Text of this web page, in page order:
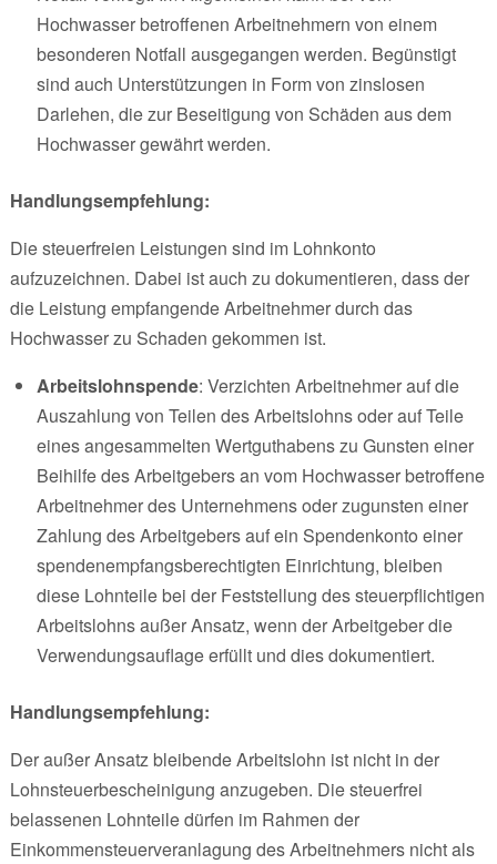
Hochwasser betroffenen Arbeitnehmern von einem
besonderen Notfall ausgegangen werden. Begünstigt
sind auch Unterstützungen in Form von zinslosen
Darlehen, die zur Beseitigung von Schäden aus dem
Hochwasser gewährt werden.
Handlungsempfehlung:
Die steuerfreien Leistungen sind im Lohnkonto
aufzuzeichnen. Dabei ist auch zu dokumentieren, dass der
die Leistung empfangende Arbeitnehmer durch das
Hochwasser zu Schaden gekommen ist.
Arbeitslohnspende: Verzichten Arbeitnehmer auf die
Auszahlung von Teilen des Arbeitslohns oder auf Teile
eines angesammelten Wertguthabens zu Gunsten einer
Beihilfe des Arbeitgebers an vom Hochwasser betroffene
Arbeitnehmer des Unternehmens oder zugunsten einer
Zahlung des Arbeitgebers auf ein Spendenkonto einer
spendenempfangsberechtigten Einrichtung, bleiben
diese Lohnteile bei der Feststellung des steuerpflichtigen
Arbeitslohns außer Ansatz, wenn der Arbeitgeber die
Verwendungsauflage erfüllt und dies dokumentiert.
Handlungsempfehlung:
Der außer Ansatz bleibende Arbeitslohn ist nicht in der
Lohnsteuerbescheinigung anzugeben. Die steuerfrei
belassenen Lohnteile dürfen im Rahmen der
Einkommensteuerveranlagung des Arbeitnehmers nicht als